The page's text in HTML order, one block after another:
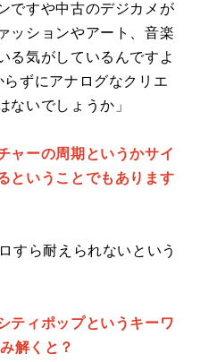
ですや中古のデジカメが
ッションやアート、音楽
る気がしているんですよ
ずにアナログなクリエ
ないでしょうか」
ーの周期というかサイ
ということでもあります
すら耐えられないという
ィポップというキーワ
解くと？